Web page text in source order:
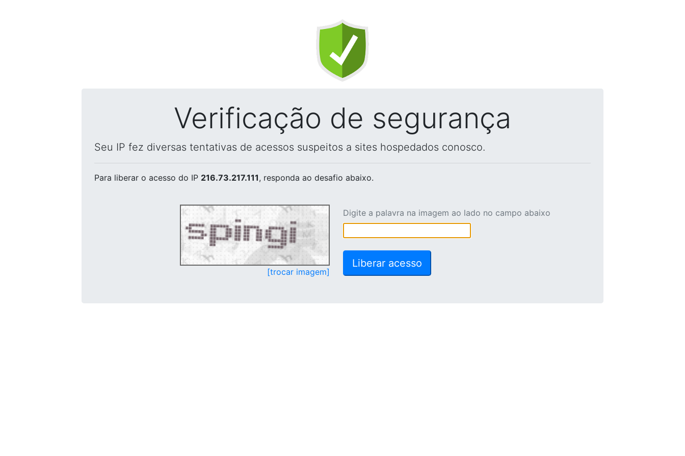
Verificação de segurança
Seu IP fez diversas tentativas de acessos suspeitos a sites hospedados conosco.
Para liberar o acesso do IP 216.73.217.111, responda ao desafio abaixo.
[trocar imagem]
Digite a palavra na imagem ao lado no campo abaixo